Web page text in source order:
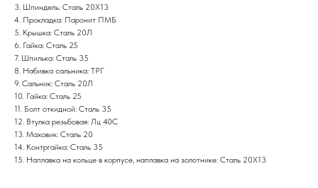
3. Шпиндель: Сталь 20Х13
4. Прокладка: Паронит ПМБ
5. Крышка: Сталь 20Л
6. Гайка: Сталь 25
7. Шпилька: Сталь 35
8. Набивка сальника: ТРГ
9. Сальник: Сталь 20Л
10. Гайка: Сталь 25
11. Болт откидной: Сталь 35
12. Втулка резьбовая: Лц 40С
13. Маховик: Сталь 20
14. Контргайка: Сталь 35
15. Наплавка на кольце в корпусе, наплавка на золотнике: Сталь 20Х13